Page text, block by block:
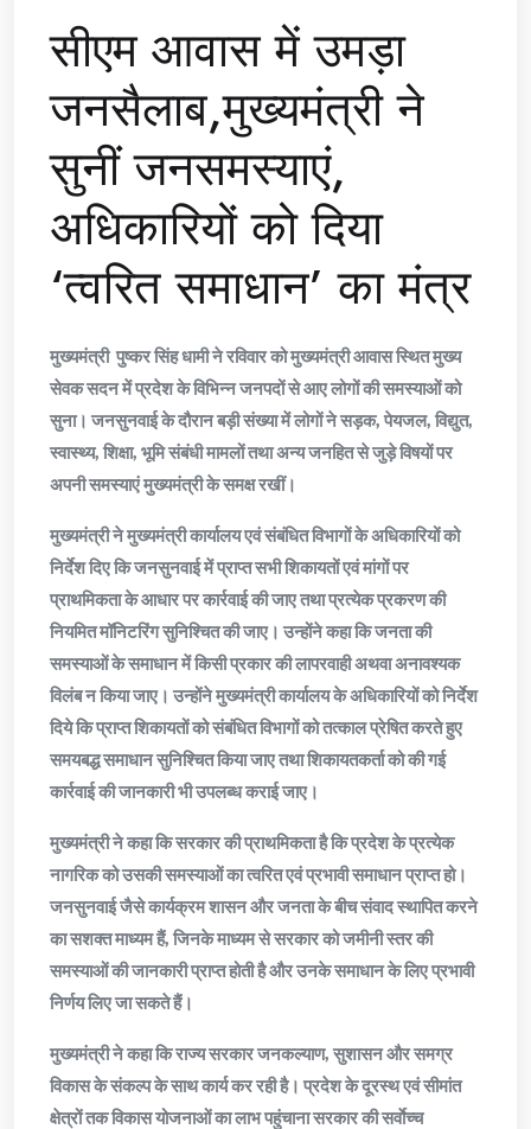
सीएम आवास में उमड़ा
जनसैलाब,मुख्यमंत्री ने
सुनीं जनसमस्याएं,
अधिकारियों को दिया
‘त्वरित समाधान’ का मंत्र
मुख्यमंत्री पुष्कर सिंह धामी ने रविवार को मुख्यमंत्री आवास स्थित मुख्य
सेवक सदन में प्रदेश के विभिन्न जनपदों से आए लोगों की समस्याओं को
सुना। जनसुनवाई के दौरान बड़ी संख्या में लोगों ने सड़क, पेयजल, विद्युत,
स्वास्थ्य, शिक्षा, भूमि संबंधी मामलों तथा अन्य जनहित से जुड़े विषयों पर
अपनी समस्याएं मुख्यमंत्री के समक्ष रखीं।
मुख्यमंत्री ने मुख्यमंत्री कार्यालय एवं संबंधित विभागों के अधिकारियों को
निर्देश दिए कि जनसुनवाई में प्राप्त सभी शिकायतों एवं मांगों पर
प्राथमिकता के आधार पर कार्रवाई की जाए तथा प्रत्येक प्रकरण की
नियमित मॉनिटरिंग सुनिश्चित की जाए। उन्होंने कहा कि जनता की
समस्याओं के समाधान में किसी प्रकार की लापरवाही अथवा अनावश्यक
विलंब न किया जाए। उन्होंने मुख्यमंत्री कार्यालय के अधिकारियों को निर्देश
दिये कि प्राप्त शिकायतों को संबंधित विभागों को तत्काल प्रेषित करते हुए
समयबद्ध समाधान सुनिश्चित किया जाए तथा शिकायतकर्ता को की गई
कार्रवाई की जानकारी भी उपलब्ध कराई जाए।
मुख्यमंत्री ने कहा कि सरकार की प्राथमिकता है कि प्रदेश के प्रत्येक
नागरिक को उसकी समस्याओं का त्वरित एवं प्रभावी समाधान प्राप्त हो।
जनसुनवाई जैसे कार्यक्रम शासन और जनता के बीच संवाद स्थापित करने
का सशक्त माध्यम हैं, जिनके माध्यम से सरकार को जमीनी स्तर की
समस्याओं की जानकारी प्राप्त होती है और उनके समाधान के लिए प्रभावी
निर्णय लिए जा सकते हैं।
मुख्यमंत्री ने कहा कि राज्य सरकार जनकल्याण, सुशासन और समग्र
विकास के संकल्प के साथ कार्य कर रही है। प्रदेश के दूरस्थ एवं सीमांत
क्षेत्रों तक विकास योजनाओं का लाभ पहुंचाना सरकार की सर्वाेच्च